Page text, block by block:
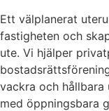
Ett välplanerat
fastigheten och
ute. Vi hjälper
vackra och hållbara
med öppningsbara